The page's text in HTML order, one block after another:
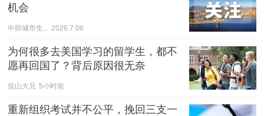
机会
中部城市生... 2026.7.06
为何很多去美国学习的留学生，都不
愿再回国了？背后原因很无奈
侃山大兄 5小时前
重新组织考试并不公平，挽回三支一